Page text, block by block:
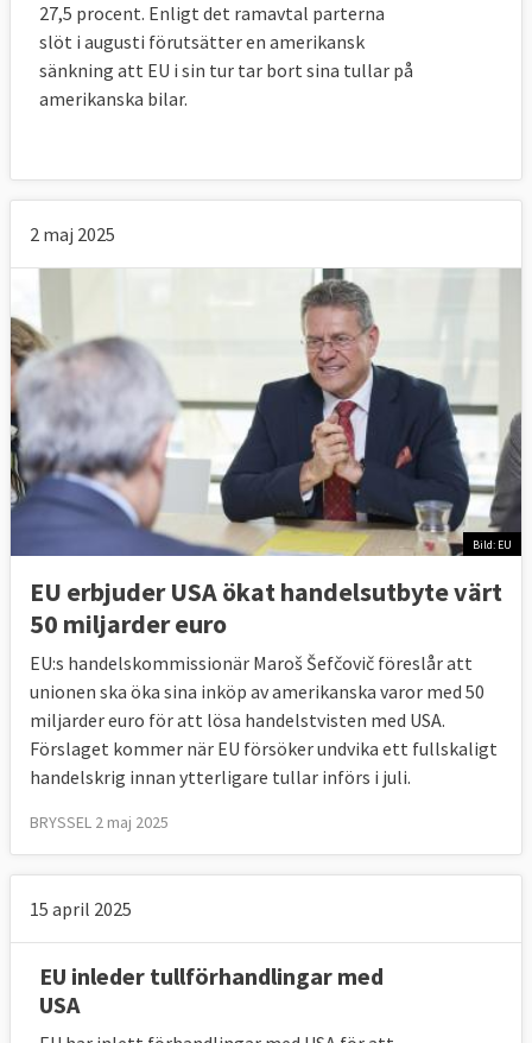
27,5 procent. Enligt det ramavtal parterna
slöt i augusti förutsätter en amerikansk
sänkning att EU i sin tur tar bort sina tullar på
amerikanska bilar.
2 maj 2025
Bild: EU
EU erbjuder USA ökat handelsutbyte värt
50 miljarder euro
EU:s handelskommissionär Maroš Šefčovič föreslår att
unionen ska öka sina inköp av amerikanska varor med 50
miljarder euro för att lösa handelstvisten med USA.
Förslaget kommer när EU försöker undvika ett fullskaligt
handelskrig innan ytterligare tullar införs i juli.
BRYSSEL 2 maj 2025
15 april 2025
EU inleder tullförhandlingar med
USA